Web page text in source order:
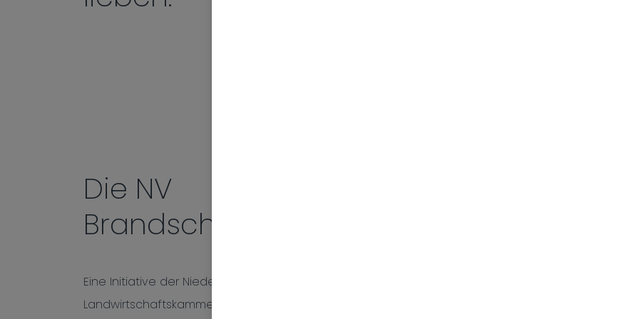
Die NV
Brandschutzprävention.
Eine Initiative der Niederösterreichischen Versicherung und der
Landwirtschaftskammer NÖ für die Bäuerinnen und Bauern.